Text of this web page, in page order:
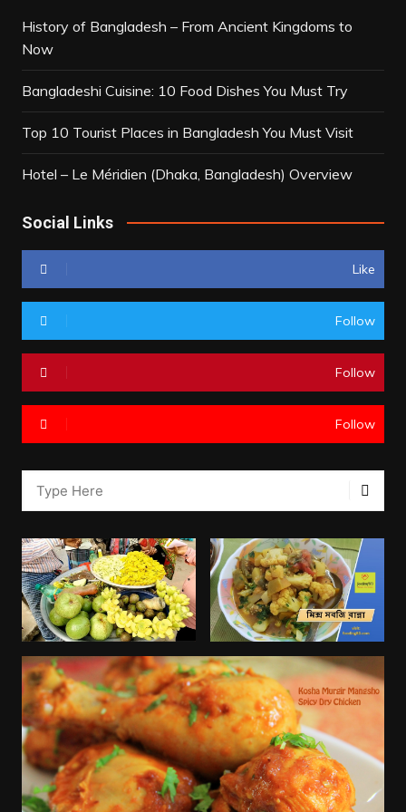
History of Bangladesh – From Ancient Kingdoms to
Now
Bangladeshi Cuisine: 10 Food Dishes You Must Try
Top 10 Tourist Places in Bangladesh You Must Visit
Hotel – Le Méridien (Dhaka, Bangladesh) Overview
Social Links
Like
Follow
Follow
Follow